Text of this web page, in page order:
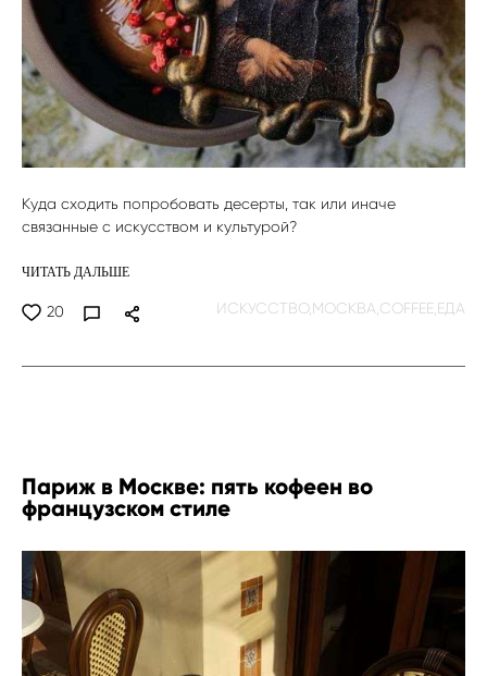
Куда сходить попробовать десерты, так или иначе
связанные с искусством и культурой?
ЧИТАТЬ ДАЛЬШЕ
20 ИСКУССТВО,МОСКВА,COFFEE,ЕДА
Париж в Москве: пять кофеен во
французском стиле